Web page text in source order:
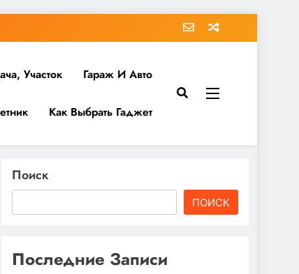
Участок Гараж И Авто
Как Выбрать Гаджет
Поиск
ПОИСК
Последние Записи